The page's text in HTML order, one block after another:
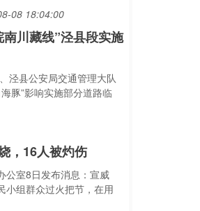
08 18:04:00
川藏线”泾县段实施
泾县公安局交通管理大队
豚”影响实施部分道路临
，16人被灼伤
公室8日发布消息：宣威
小组群众过火把节，在用